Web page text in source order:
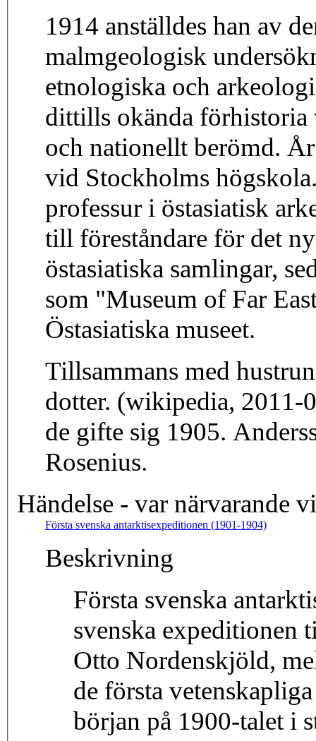
1914 anställdes han av
malmgeologisk
etnologiska och
dittills okända
och nationellt berömd.
vid Stockholms
professur i östasiatisk
till föreståndare för det
östasiatiska samlingar,
som "Museum of Far
Östasiatiska museet.
Tillsammans med
dotter. (wikipedia, 2011-
de gifte sig 1905.
Rosenius.
Händelse - var närvarande
Första svenska antarktisexpeditionen (1901-1904)
Beskrivning
Första svenska
svenska expeditionen
Otto Nordenskjöld,
de första
början på 1900-talet i